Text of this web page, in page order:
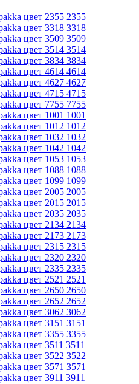
2355
3318
3509
3514
3834
4614
4627
4715
7755
1001
1012
1032
1042
1053
1088
1099
2005
2015
2035
2134
2173
2315
2320
2335
2521
2650
2652
3062
3151
3355
3511
3522
3571
3911